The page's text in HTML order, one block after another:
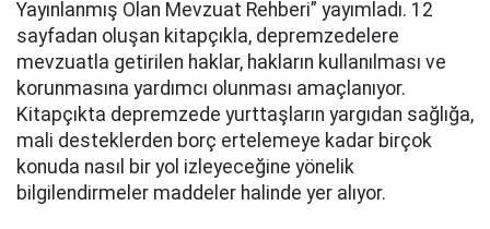
Yayınlanmış Olan Mevzuat Rehberi” yayımladı. 12
sayfadan oluşan kitapçıkla, depremzedelere
mevzuatla getirilen haklar, hakların kullanılması ve
korunmasına yardımcı olunması amaçlanıyor.
Kitapçıkta depremzede yurttaşların yargıdan sağlığa,
mali desteklerden borç ertelemeye kadar birçok
konuda nasıl bir yol izleyeceğine yönelik
bilgilendirmeler maddeler halinde yer alıyor.